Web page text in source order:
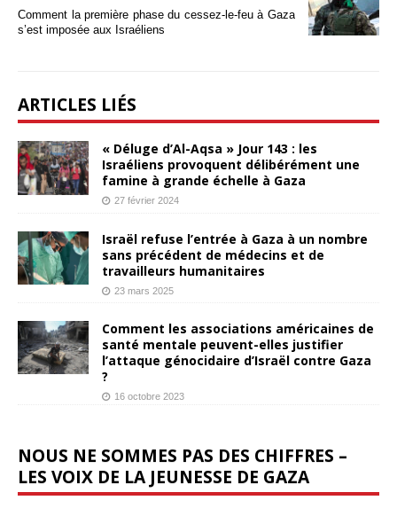
Comment la première phase du cessez-le-feu à Gaza
s’est imposée aux Israéliens
ARTICLES LIÉS
« Déluge d’Al-Aqsa » Jour 143 : les
Israéliens provoquent délibérément une
famine à grande échelle à Gaza
27 février 2024
Israël refuse l’entrée à Gaza à un nombre
sans précédent de médecins et de
travailleurs humanitaires
23 mars 2025
Comment les associations américaines de
santé mentale peuvent-elles justifier
l’attaque génocidaire d’Israël contre Gaza
?
16 octobre 2023
NOUS NE SOMMES PAS DES CHIFFRES –
LES VOIX DE LA JEUNESSE DE GAZA